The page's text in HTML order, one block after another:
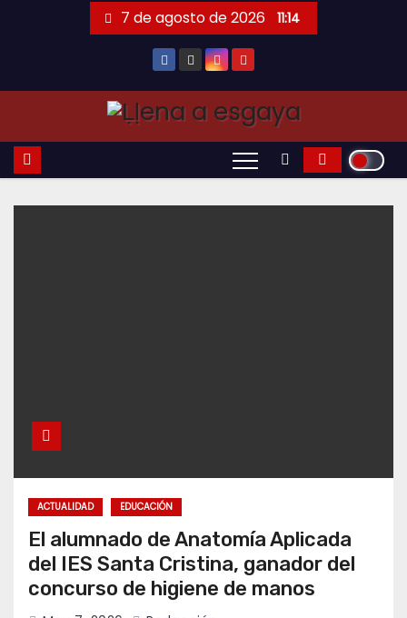
7 de agosto de 2026 11:14
ACTUALIDAD EDUCACIÓN
El alumnado de Anatomía Aplicada
del IES Santa Cristina, ganador del
concurso de higiene de manos